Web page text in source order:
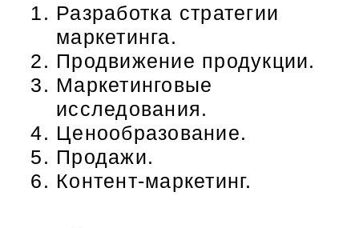
Разработка стратегии
маркетинга.
Продвижение продукции.
Маркетинговые
исследования.
Ценообразование.
Продажи.
Контент-маркетинг.